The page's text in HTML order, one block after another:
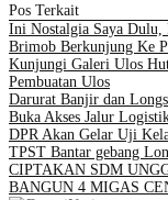
Pos Terkait
Ini Nostalgia Saya Dulu,
Brimob Berkunjung Ke
Kunjungi Galeri Ulos
Pembuatan Ulos
Darurat Banjir dan
Buka Akses Jalur
DPR Akan Gelar Uji
TPST Bantar gebang
CIPTAKAN SDM
BANGUN 4 MIGAS